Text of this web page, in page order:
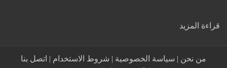
المزيد :
استمارات
من نحن| سياسة الخصوصية|شروط الاستخدام|اتصل بنا